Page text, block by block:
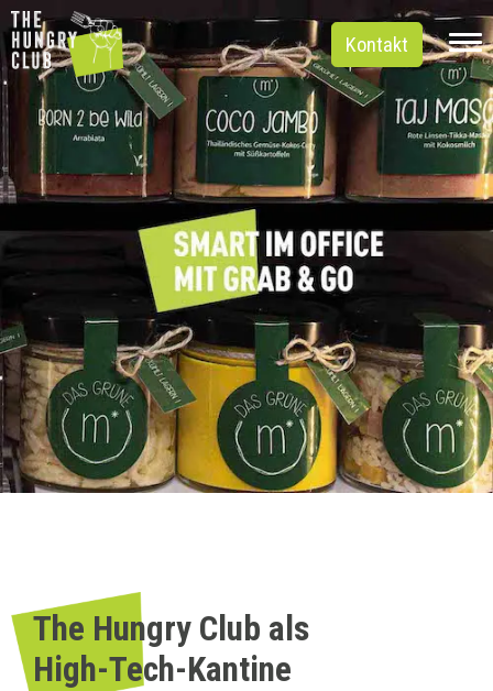
Kontakt
The Hungry Club als
High-Tech-Kantine